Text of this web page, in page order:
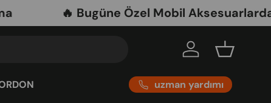
🔥 Bugüne Özel Mobil Aksesuarlarda Net
Log in Basket
uzman yardımı